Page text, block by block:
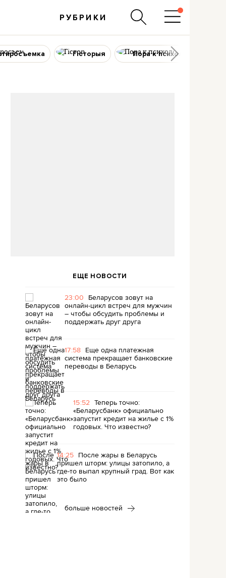
РУБРИКИ
Гісторыя Пора к психологу
ЕЩЕ НОВОСТИ
23:00 Беларусов зовут на
онлайн-цикл встреч для мужчин
– чтобы обсудить проблемы и
поддержать друг друга
17:58 Еще одна платежная
система прекращает банковские
переводы в Беларусь
15:52 Теперь точно:
«Беларусбанк» официально
запустит кредит на жилье с 1%
годовых. Что известно?
14:25 После жары в Беларусь
пришел шторм: улицы затопило, а
где-то выпал крупный град. Вот как
это было
больше новостей